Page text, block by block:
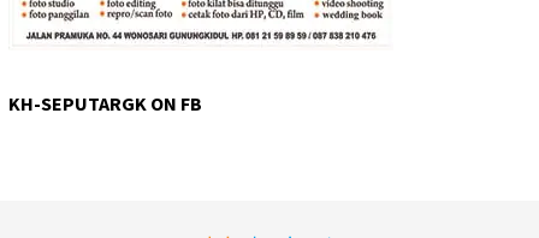
KH-SEPUTARGK ON FB